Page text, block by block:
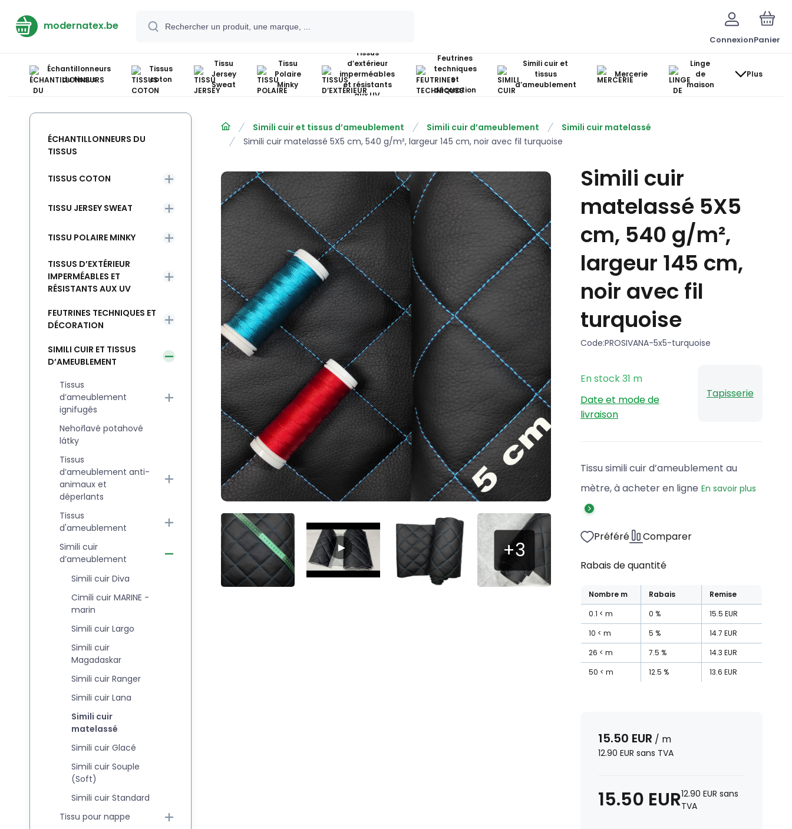
modernatex.be
ConnexionPanier
Échantillonneurs
du tissus
Tissus
coton
Tissu
Jersey
Sweat
Tissu
Polaire
Minky
Tissus
d’extérieur
imperméables
et résistants
aux UV
Feutrines
techniques
et
décoration
Simili cuir et
tissus
d’ameublement
Mercerie
Linge
de
maison
Plus
Simili cuir et tissus d’ameublement Simili cuir d’ameublement
Simili cuir matelassé
Simili cuir matelassé 5X5 cm, 540 g/m², largeur 145 cm, noir avec fil turquoise
Simili cuir
matelassé 5X5
cm, 540 g/m²,
largeur 145 cm,
noir avec fil
turquoise
Code:PROSIVANA-5x5-turquoise
En stock31 m
Date et mode de
livraison
Tapisserie
Tissu simili cuir d’ameublement au
mètre, à acheter en ligne En savoir plus
Préféré Comparer
Rabais de quantité
Nombre m Rabais
Remise
0.1
m 0 % 15.5 EUR
10
m 5 % 14.7 EUR
26
m 7.5 % 14.3 EUR
50
m 12.5 % 13.6 EUR
15.50 EUR / m
12.90 EUR sans TVA
15.50 EUR12.90 EUR sans
TVA
ÉCHANTILLONNEURS DU
TISSUS
TISSUS COTON
TISSU JERSEY SWEAT
TISSU POLAIRE MINKY
TISSUS D’EXTÉRIEUR
IMPERMÉABLES ET
RÉSISTANTS AUX UV
FEUTRINES TECHNIQUES ET
DÉCORATION
SIMILI CUIR ET TISSUS
D’AMEUBLEMENT
Tissus
d’ameublement
ignifugés
Nehořlavé potahové
látky
Tissus
d’ameublement anti-
animaux et
déperlants
Tissus
d'ameublement
Simili cuir
d’ameublement
Simili cuir Diva
Cimili cuir MARINE -
marin
Simili cuir Largo
Simili cuir
Magadaskar
Simili cuir Ranger
Simili cuir Lana
Simili cuir
matelassé
Simili cuir Glacé
Simili cuir Souple
(Soft)
Simili cuir Standard
Tissu pour nappe